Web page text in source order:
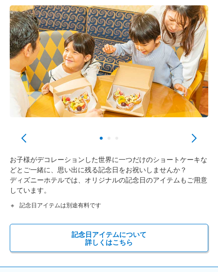
お子様がデコレーションした世界に一つだけのショートケーキな
どとご一緒に、思い出に残る記念日をお祝いしませんか？
ディズニーホテルでは、オリジナルの記念日のアイテムもご用意
しています。
記念日アイテムは別途有料です
記念日アイテムについて
詳しくはこちら